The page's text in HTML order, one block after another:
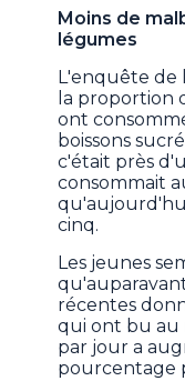
Moins de
légumes
L'enquête de
la proportion
ont
boissons
c'était près
consommait
cinq.
Les jeunes
récentes
qui ont bu au
par jour a
pourcentage